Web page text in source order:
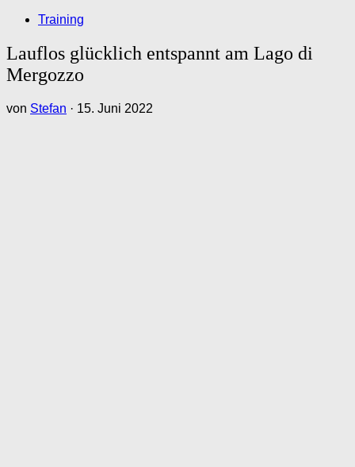
Training
Lauflos glücklich entspannt am Lago di
Mergozzo
von Stefan · 15. Juni 2022